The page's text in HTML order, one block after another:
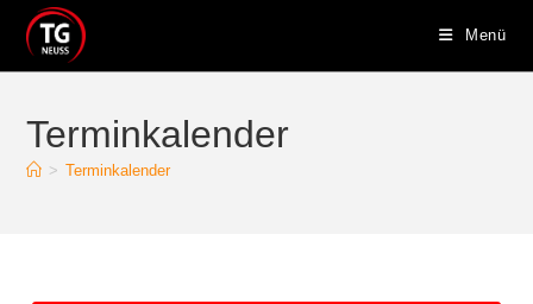
Menü
Terminkalender
> Terminkalender